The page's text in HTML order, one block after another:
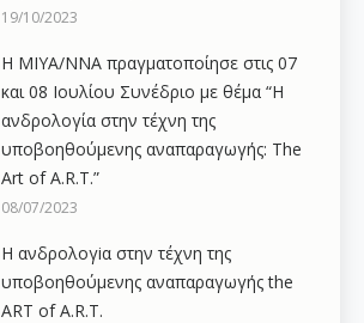
19/10/2023
Η ΜΙΥΑ/ΝΝΑ πραγματοποίησε στις 07
και 08 Ιουλίου Συνέδριο με θέμα “Η
ανδρολογία στην τέχνη της
υποβοηθούμενης αναπαραγωγής: The
Art of A.R.T.”
08/07/2023
Η ανδρολογiα στην τέχνη της
υποβοηθούμενης αναπαραγωγής the
ART of A.R.T.